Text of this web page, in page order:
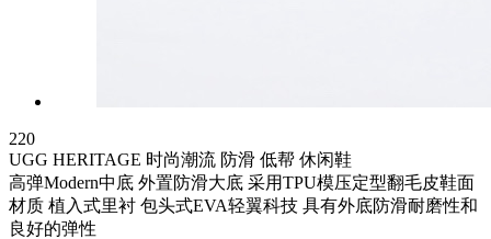
220
UGG HERITAGE 时尚潮流 防滑 低帮 休闲鞋
高弹Modern中底 外置防滑大底 采用TPU模压定型翻毛皮鞋面
材质 植入式里衬 包头式EVA轻翼科技 具有外底防滑耐磨性和
良好的弹性